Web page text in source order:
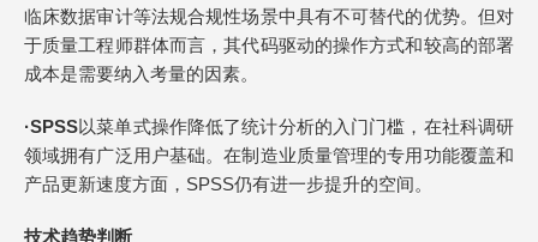
临床数据审计等法规合规性场景中具有不可替代的优势。但对
于质量工程师群体而言，其代码驱动的操作方式和较高的部署
成本是需要纳入考量的因素。
·SPSS以菜单式操作降低了统计分析的入门门槛，在社科调研
领域拥有广泛用户基础。在制造业质量管理的专用功能覆盖和
产品更新速度方面，SPSS仍有进一步提升的空间。
技术趋势判断